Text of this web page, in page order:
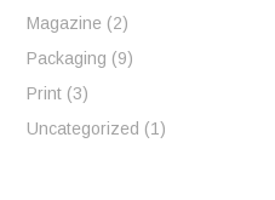
Magazine (2)
Packaging (9)
Print (3)
Uncategorized (1)